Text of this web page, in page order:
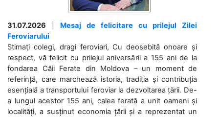
31.07.2026
Mesaj de felicitare cu prilejul Zilei
Feroviarului
Stimați colegi, dragi feroviari, Cu deosebită onoare și
respect, vă felicit cu prilejul aniversării a 155 ani de la
fondarea Căii Ferate din Moldova – un moment de
referință, care marchează istoria, tradiția și contribuția
esențială a transportului feroviar la dezvoltarea țării. De-
a lungul acestor 155 ani, calea ferată a unit oameni și
localități, a susținut economia țării și a reprezentat un